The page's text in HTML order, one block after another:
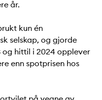
år.
kun én
selskap, og gjorde
hittil i 2024 opplever
enn spotprisen hos